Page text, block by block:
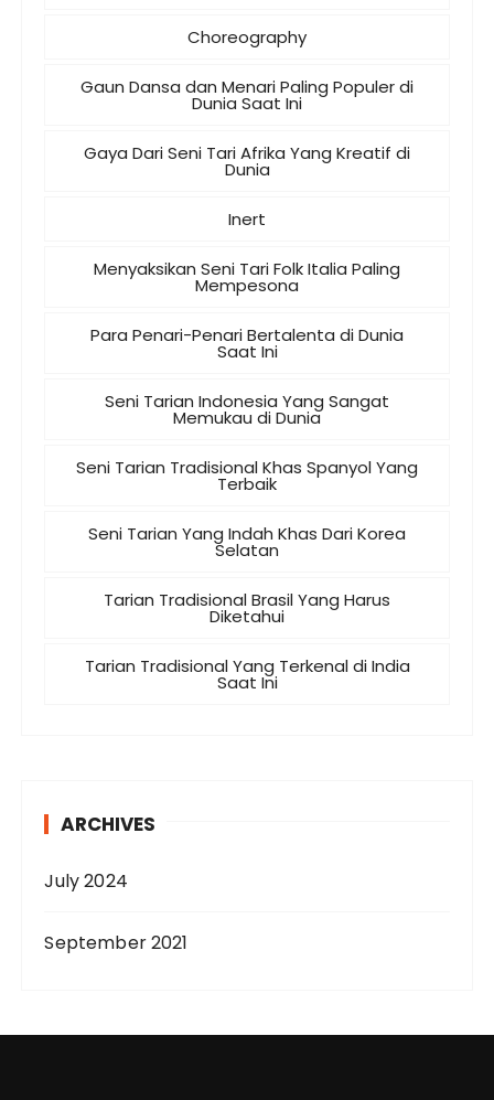
Choreography
Gaun Dansa dan Menari Paling Populer di
Dunia Saat Ini
Gaya Dari Seni Tari Afrika Yang Kreatif di
Dunia
Inert
Menyaksikan Seni Tari Folk Italia Paling
Mempesona
Para Penari-Penari Bertalenta di Dunia
Saat Ini
Seni Tarian Indonesia Yang Sangat
Memukau di Dunia
Seni Tarian Tradisional Khas Spanyol Yang
Terbaik
Seni Tarian Yang Indah Khas Dari Korea
Selatan
Tarian Tradisional Brasil Yang Harus
Diketahui
Tarian Tradisional Yang Terkenal di India
Saat Ini
ARCHIVES
July 2024
September 2021